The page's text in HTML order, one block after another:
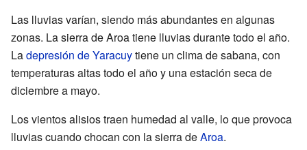
Las lluvias varían, siendo más abundantes en algunas
zonas. La sierra de Aroa tiene lluvias durante todo el año.
Ladepresión de Yaracuytiene un clima de sabana, con
temperaturas altas todo el año y una estación seca de
diciembre a mayo.
Los vientos alisios traen humedad al valle, lo que provoca
lluvias cuando chocan con la sierra deAroa.